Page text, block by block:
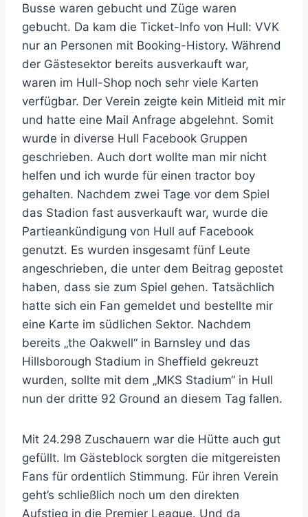
Busse waren gebucht und Züge waren
gebucht. Da kam die Ticket-Info von Hull: VVK
nur an Personen mit Booking-History. Während
der Gästesektor bereits ausverkauft war,
waren im Hull-Shop noch sehr viele Karten
verfügbar. Der Verein zeigte kein Mitleid mit mir
und hatte eine Mail Anfrage abgelehnt. Somit
wurde in diverse Hull Facebook Gruppen
geschrieben. Auch dort wollte man mir nicht
helfen und ich wurde für einen tractor boy
gehalten. Nachdem zwei Tage vor dem Spiel
das Stadion fast ausverkauft war, wurde die
Partieankündigung von Hull auf Facebook
genutzt. Es wurden insgesamt fünf Leute
angeschrieben, die unter dem Beitrag gepostet
haben, dass sie zum Spiel gehen. Tatsächlich
hatte sich ein Fan gemeldet und bestellte mir
eine Karte im südlichen Sektor. Nachdem
bereits „the Oakwell“ in Barnsley und das
Hillsborough Stadium in Sheffield gekreuzt
wurden, sollte mit dem „MKS Stadium“ in Hull
nun der dritte 92 Ground an diesem Tag fallen.
Mit 24.298 Zuschauern war die Hütte auch gut
gefüllt. Im Gästeblock sorgten die mitgereisten
Fans für ordentlich Stimmung. Für ihren Verein
geht’s schließlich noch um den direkten
Aufstieg in die Premier League. Und da